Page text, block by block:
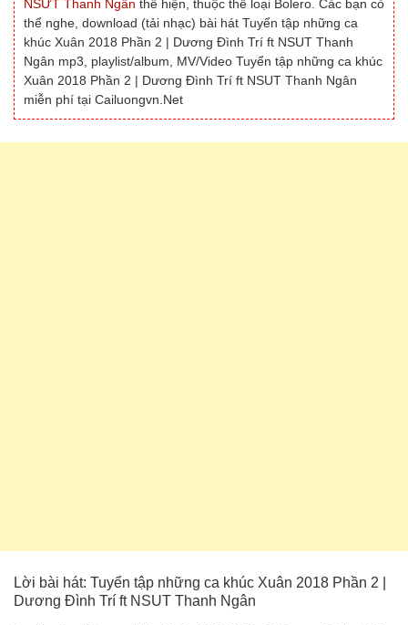
NSƯT Thanh Ngân thể hiện, thuộc thể loại Bolero. Các bạn có
thể nghe, download (tải nhạc) bài hát Tuyển tập những ca
khúc Xuân 2018 Phần 2 | Dương Đình Trí ft NSUT Thanh
Ngân mp3, playlist/album, MV/Video Tuyển tập những ca khúc
Xuân 2018 Phần 2 | Dương Đình Trí ft NSUT Thanh Ngân
miễn phí tại Cailuongvn.Net
Lời bài hát: Tuyển tập những ca khúc Xuân 2018 Phần 2 |
Dương Đình Trí ft NSUT Thanh Ngân